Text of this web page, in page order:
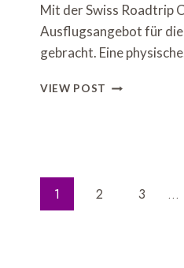
Mit der Swiss Roadtrip
Ausflugsangebot für
gebracht. Eine
VIEW POST TRAVELISE
1 2 3 …